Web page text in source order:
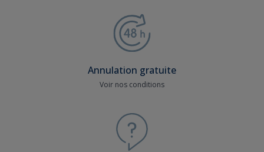
Annulation gratuite
Voir nos conditions